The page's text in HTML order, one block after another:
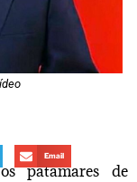
Email
patamares de